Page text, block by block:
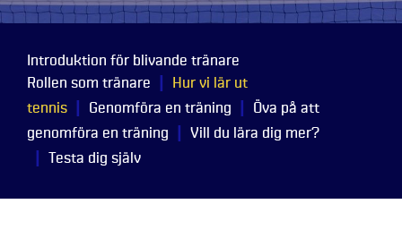
Introduktion för blivande tränare
Rollen som tränare
Hur vi lär ut
tennis
Genomföra en träning
Öva på att
genomföra en träning
Vill du lära dig mer?
Testa dig själv